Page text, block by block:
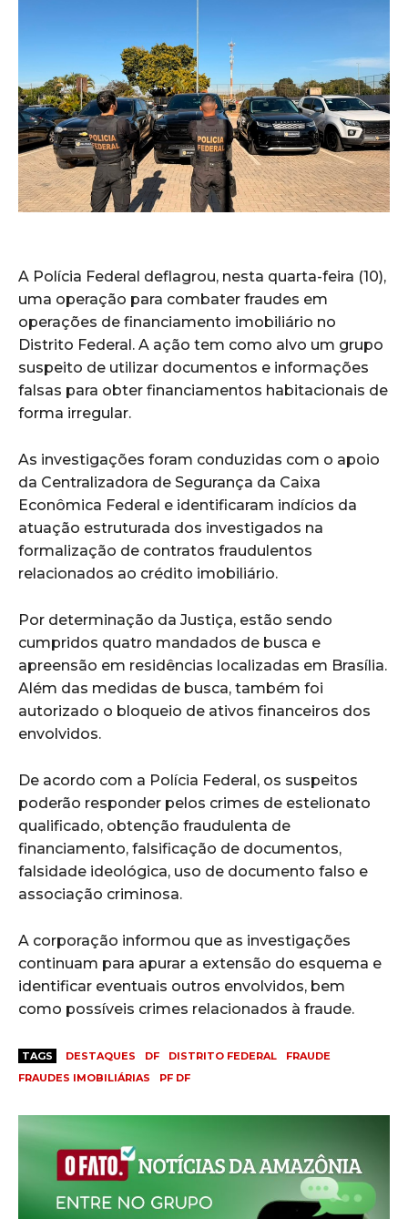
A Polícia Federal deflagrou, nesta quarta-feira (10),
uma operação para combater fraudes em
operações de financiamento imobiliário no
Distrito Federal. A ação tem como alvo um grupo
suspeito de utilizar documentos e informações
falsas para obter financiamentos habitacionais de
forma irregular.
As investigações foram conduzidas com o apoio
da Centralizadora de Segurança da Caixa
Econômica Federal e identificaram indícios da
atuação estruturada dos investigados na
formalização de contratos fraudulentos
relacionados ao crédito imobiliário.
Por determinação da Justiça, estão sendo
cumpridos quatro mandados de busca e
apreensão em residências localizadas em Brasília.
Além das medidas de busca, também foi
autorizado o bloqueio de ativos financeiros dos
envolvidos.
De acordo com a Polícia Federal, os suspeitos
poderão responder pelos crimes de estelionato
qualificado, obtenção fraudulenta de
financiamento, falsificação de documentos,
falsidade ideológica, uso de documento falso e
associação criminosa.
A corporação informou que as investigações
continuam para apurar a extensão do esquema e
identificar eventuais outros envolvidos, bem
como possíveis crimes relacionados à fraude.
TAGS DESTAQUES DF DISTRITO FEDERAL
FRAUDE
FRAUDES IMOBILIÁRIAS
PF DF